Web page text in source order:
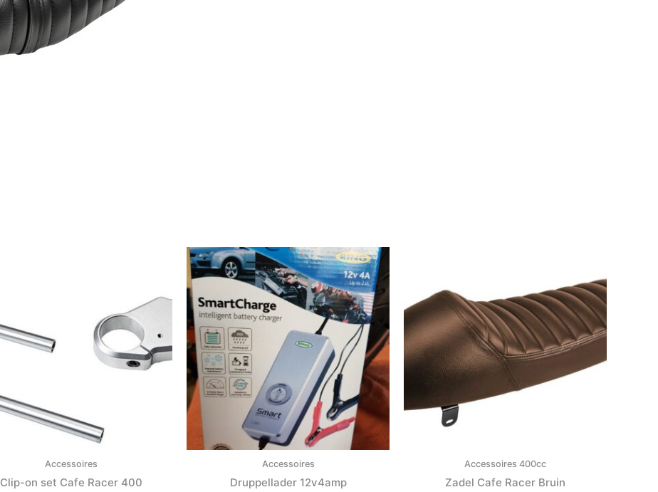
Accessoires
Clip-on set Cafe Racer 400
Accessoires
Druppellader 12v4amp
Accessoires 400cc
Zadel Cafe Racer Bruin